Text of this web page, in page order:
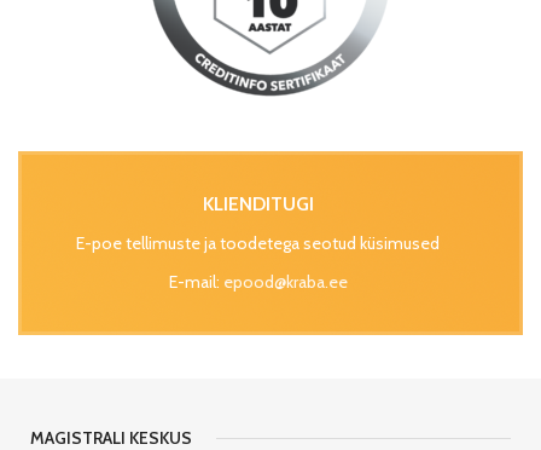
KLIENDITUGI
E-poe tellimuste ja toodetega seotud küsimused
E-mail: epood@kraba.ee
MAGISTRALI KESKUS